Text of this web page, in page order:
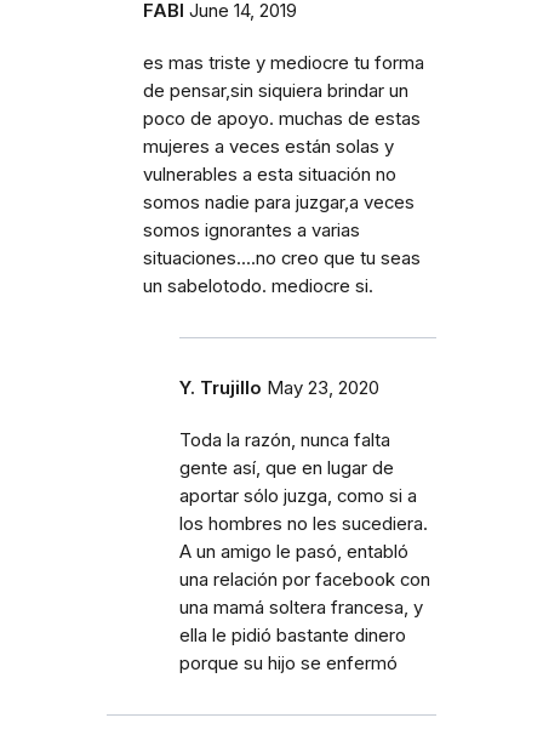
FABI June 14, 2019
es mas triste y mediocre tu forma
de pensar,sin siquiera brindar un
poco de apoyo. muchas de estas
mujeres a veces están solas y
vulnerables a esta situación no
somos nadie para juzgar,a veces
somos ignorantes a varias
situaciones....no creo que tu seas
un sabelotodo. mediocre si.
Y. Trujillo May 23, 2020
Toda la razón, nunca falta
gente así, que en lugar de
aportar sólo juzga, como si a
los hombres no les sucediera.
A un amigo le pasó, entabló
una relación por facebook con
una mamá soltera francesa, y
ella le pidió bastante dinero
porque su hijo se enfermó